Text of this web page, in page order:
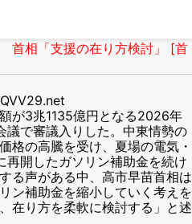
首相「支援の在り方検討」 [首
が3兆1135億円となる2026年
議で審議入りした。中東情勢の
格の高騰を受け、夏場の電気・
開したガソリン補助金を続け
る声がある中、高市早苗首相は
ン補助金を縮小していく考えを
在り方を柔軟に検討する」と述